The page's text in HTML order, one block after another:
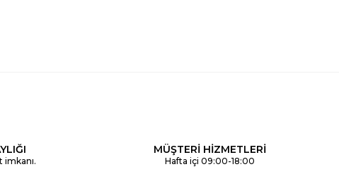
imkanı.
MÜŞTERİ HİZMETLERİ
Hafta içi 09:00-18:00